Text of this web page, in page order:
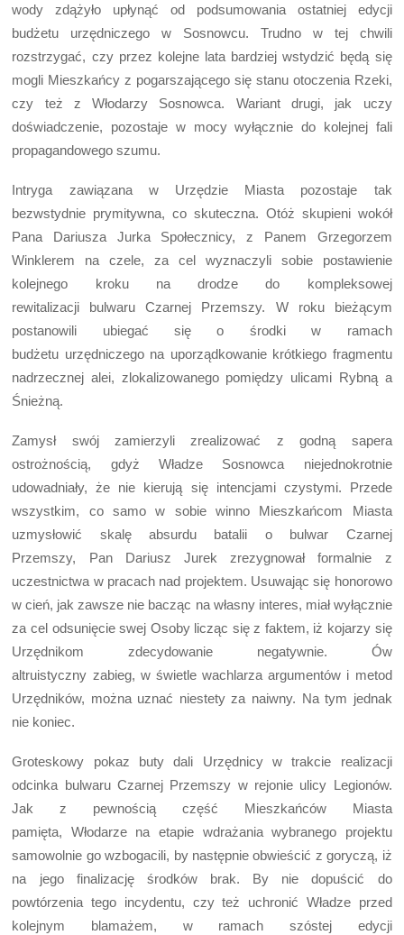
wody zdążyło upłynąć od podsumowania ostatniej edycji
budżetu urzędniczego w Sosnowcu. Trudno w tej chwili
rozstrzygać, czy przez kolejne lata bardziej wstydzić będą się
mogli Mieszkańcy z pogarszającego się stanu otoczenia Rzeki,
czy też z Włodarzy Sosnowca. Wariant drugi, jak uczy
doświadczenie, pozostaje w mocy wyłącznie do kolejnej fali
propagandowego szumu.
Intryga zawiązana w Urzędzie Miasta pozostaje tak
bezwstydnie prymitywna, co skuteczna. Otóż skupieni wokół
Pana Dariusza Jurka Społecznicy, z Panem Grzegorzem
Winklerem na czele, za cel wyznaczyli sobie postawienie
kolejnego kroku na drodze do kompleksowej
rewitalizacji bulwaru Czarnej Przemszy. W roku bieżącym
postanowili ubiegać się o środki w ramach
budżetu urzędniczego na uporządkowanie krótkiego fragmentu
nadrzecznej alei, zlokalizowanego pomiędzy ulicami Rybną a
Śnieżną.
Zamysł swój zamierzyli zrealizować z godną sapera
ostrożnością, gdyż Władze Sosnowca niejednokrotnie
udowadniały, że nie kierują się intencjami czystymi. Przede
wszystkim, co samo w sobie winno Mieszkańcom Miasta
uzmysłowić skalę absurdu batalii o bulwar Czarnej
Przemszy, Pan Dariusz Jurek zrezygnował formalnie z
uczestnictwa w pracach nad projektem. Usuwając się honorowo
w cień, jak zawsze nie bacząc na własny interes, miał wyłącznie
za cel odsunięcie swej Osoby licząc się z faktem, iż kojarzy się
Urzędnikom zdecydowanie negatywnie. Ów
altruistyczny zabieg, w świetle wachlarza argumentów i metod
Urzędników, można uznać niestety za naiwny. Na tym jednak
nie koniec.
Groteskowy pokaz buty dali Urzędnicy w trakcie realizacji
odcinka bulwaru Czarnej Przemszy w rejonie ulicy Legionów.
Jak z pewnością część Mieszkańców Miasta
pamięta, Włodarze na etapie wdrażania wybranego projektu
samowolnie go wzbogacili, by następnie obwieścić z goryczą, iż
na jego finalizację środków brak. By nie dopuścić do
powtórzenia tego incydentu, czy też uchronić Władze przed
kolejnym blamażem, w ramach szóstej edycji